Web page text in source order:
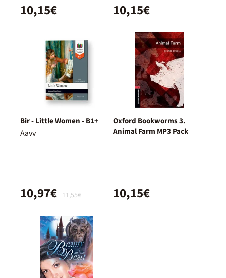
10,15€ 10,15€
Bir - Little Women - B1+
Aavv
11,55€
10,97€
Oxford Bookworms 3.
Animal Farm MP3 Pack
10,15€